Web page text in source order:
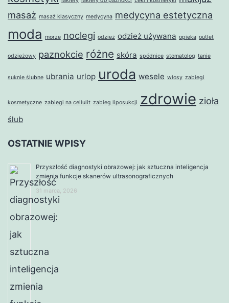
masaż masaż klasyczny medycyna medycyna estetyczna
moda morze noclegi odzież odzież używana opieka outlet
odzieżowy paznokcie różne skóra spódnice stomatolog tanie
suknie ślubne ubrania urlop uroda wesele włosy zabiegi
kosmetyczne zabiegi na cellulit zabieg liposukcji zdrowie zioła
ślub
OSTATNIE WPISY
Przyszłość diagnostyki obrazowej: jak sztuczna inteligencja
zmienia funkcje skanerów ultrasonograficznych
31 marca, 2026